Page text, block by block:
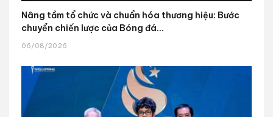
Nâng tầm tổ chức và chuẩn hóa thương hiệu: Bước
chuyển chiến lược của Bóng đá...
06/08/2026